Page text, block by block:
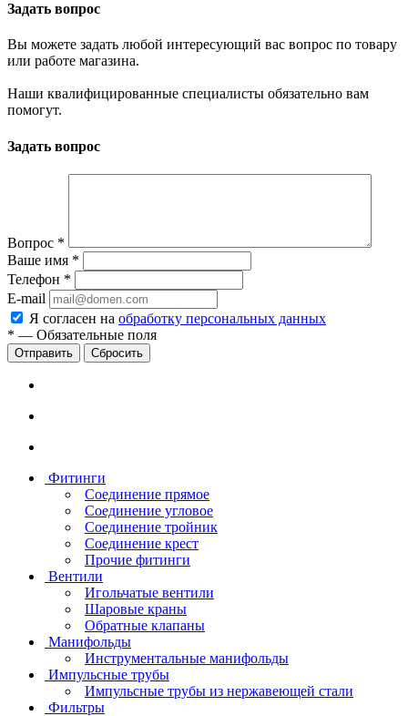
Задать вопрос
Вы можете задать любой интересующий вас вопрос по товару
или работе магазина.
Наши квалифицированные специалисты обязательно вам
помогут.
Задать вопрос
Вопрос *
Ваше имя *
Телефон *
E-mail
Я согласен на обработку персональных данных
* — Обязательные поля
Сбросить
Фитинги
Соединение прямое
Соединение угловое
Соединение тройник
Соединение крест
Прочие фитинги
Вентили
Игольчатые вентили
Шаровые краны
Обратные клапаны
Манифольды
Инструментальные манифольды
Импульсные трубы
Импульсные трубы из нержавеющей стали
Фильтры